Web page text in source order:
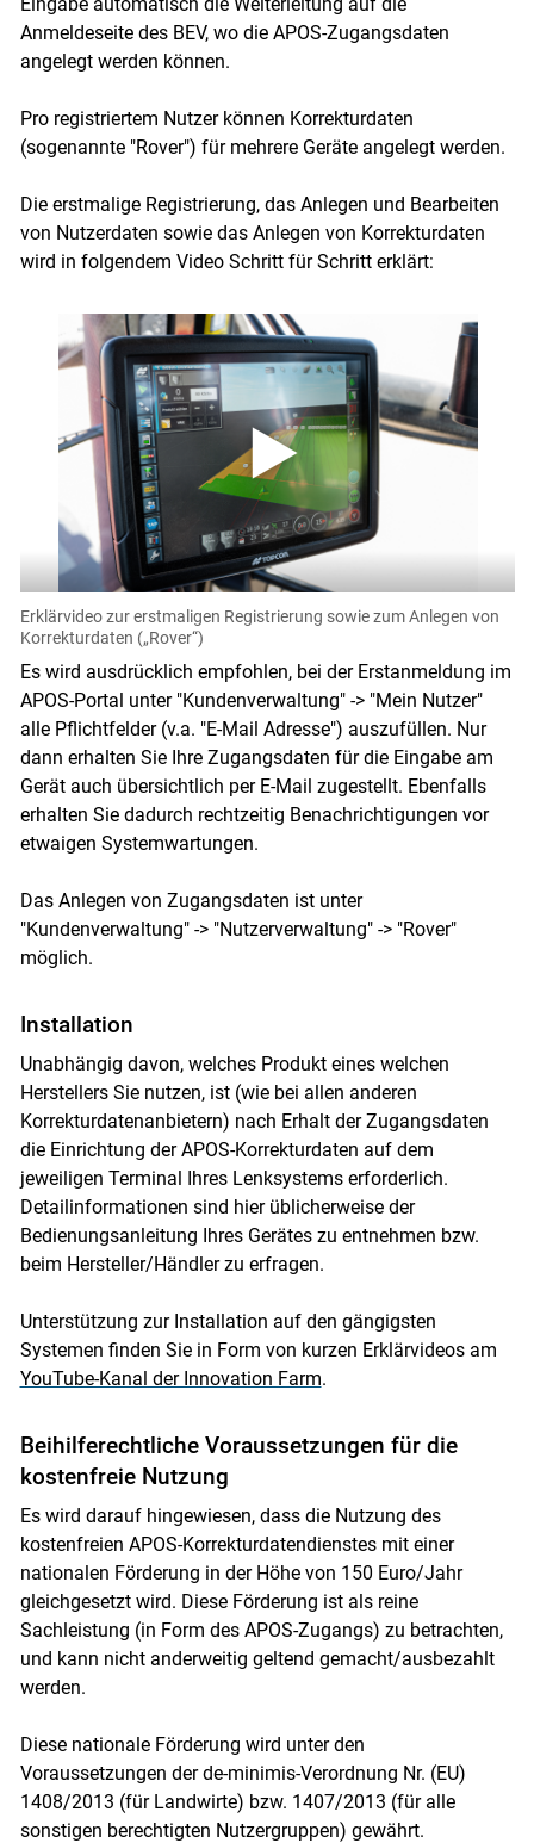
Eingabe automatisch die Weiterleitung auf die
Anmeldeseite des BEV, wo die APOS-Zugangsdaten
angelegt werden können.
Pro registriertem Nutzer können Korrekturdaten
(sogenannte "Rover") für mehrere Geräte angelegt werden.
Die erstmalige Registrierung, das Anlegen und Bearbeiten
von Nutzerdaten sowie das Anlegen von Korrekturdaten
wird in folgendem Video Schritt für Schritt erklärt:
Erklärvideo zur erstmaligen Registrierung sowie zum Anlegen von
Korrekturdaten („Rover“)
Es wird ausdrücklich empfohlen, bei der Erstanmeldung im
APOS-Portal unter "Kundenverwaltung" -> "Mein Nutzer"
alle Pflichtfelder (v.a. "E-Mail Adresse") auszufüllen. Nur
dann erhalten Sie Ihre Zugangsdaten für die Eingabe am
Gerät auch übersichtlich per E-Mail zugestellt. Ebenfalls
erhalten Sie dadurch rechtzeitig Benachrichtigungen vor
etwaigen Systemwartungen.
Das Anlegen von Zugangsdaten ist unter
"Kundenverwaltung" -> "Nutzerverwaltung" -> "Rover"
möglich.
Installation
Unabhängig davon, welches Produkt eines welchen
Herstellers Sie nutzen, ist (wie bei allen anderen
Korrekturdatenanbietern) nach Erhalt der Zugangsdaten
die Einrichtung der APOS-Korrekturdaten auf dem
jeweiligen Terminal Ihres Lenksystems erforderlich.
Detailinformationen sind hier üblicherweise der
Bedienungsanleitung Ihres Gerätes zu entnehmen bzw.
beim Hersteller/Händler zu erfragen.
Unterstützung zur Installation auf den gängigsten
Systemen finden Sie in Form von kurzen Erklärvideos am
YouTube-Kanal der Innovation Farm.
Beihilferechtliche Voraussetzungen für die
kostenfreie Nutzung
Es wird darauf hingewiesen, dass die Nutzung des
kostenfreien APOS-Korrekturdatendienstes mit einer
nationalen Förderung in der Höhe von 150 Euro/Jahr
gleichgesetzt wird. Diese Förderung ist als reine
Sachleistung (in Form des APOS-Zugangs) zu betrachten,
und kann nicht anderweitig geltend gemacht/ausbezahlt
werden.
Diese nationale Förderung wird unter den
Voraussetzungen der de-minimis-Verordnung Nr. (EU)
1408/2013 (für Landwirte) bzw. 1407/2013 (für alle
sonstigen berechtigten Nutzergruppen) gewährt.